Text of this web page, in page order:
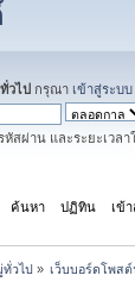
วไป กรุณา เข้าสู่ระบบ
หัสผ่าน และระยะเวล
ค้นหา ปฏิทิน เข้
วไป» เว็บบอร์ดโพส